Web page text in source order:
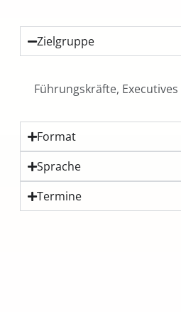
Zielgruppe
Führungskräfte,
Format
Sprache
Termine